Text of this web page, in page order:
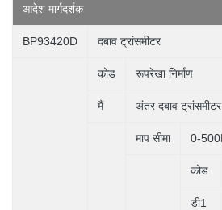
आदेश मार्गदर्शक
BP93420D दबाव ट्रांसमीटर
कोड रूपरेखा निर्माण
मैं अंतर दबाव ट्रांसमीटर
माप सीमा 0-
कोड
डी1